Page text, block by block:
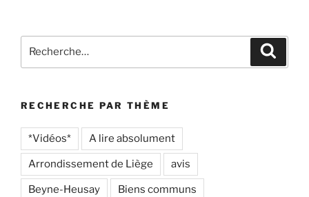
pour
RECHERCHE PAR THÈME
*Vidéos* A lire absolument
Arrondissement de Liège avis
Beyne-Heusay Biens communs